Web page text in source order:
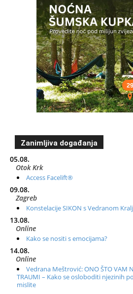
Zanimljiva događanja
05.08.
Otok Krk
Access Facelift®
09.08.
Zagreb
Konstelacije SIKON s Vedranom
13.08.
Online
Kako se nositi s emocijama?
14.08.
Online
Vedrana Meštrović: ONO ŠTO VAM
TRAUMI – Kako se osloboditi njezinih
mislite